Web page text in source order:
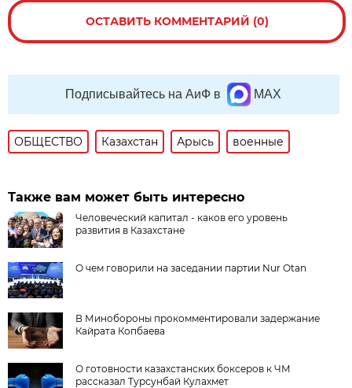
ОСТАВИТЬ КОММЕНТАРИЙ (0)
Подписывайтесь на АиФ в MAX
ОБЩЕСТВО Казахстан Арысь военные
Также вам может быть интересно
Человеческий капитал - каков его уровень
развития в Казахстане
О чем говорили на заседании партии Nur Otan
В Минобороны прокомментировали задержание
Кайрата Копбаева
О готовности казахстанских боксеров к ЧМ
рассказал Турсунбай Кулахмет